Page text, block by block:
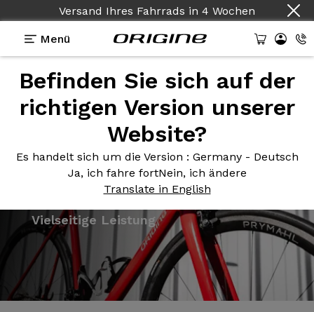
Versand Ihres Fahrrads in 4 Wochen
Menü
Befinden Sie sich auf der
richtigen Version unserer
Website?
Es handelt sich um die Version : Germany - Deutsch
Ja, ich fahre fortNein, ich ändere
Translate in English
Präsentation Vorlagen Technologien